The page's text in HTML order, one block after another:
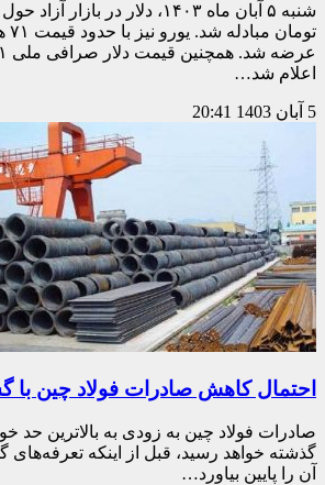
اعلام شد…
5 آبان 1403 20:41
احتمال کاهش صادرات فولاد چین با
صادرات فولاد چین به زودی به بالاترین
آن را پایین بیاورد…